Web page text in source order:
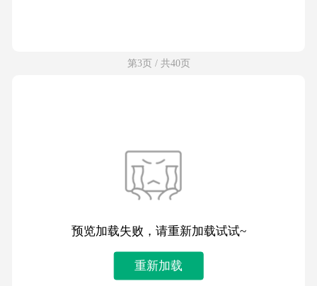
第3页 / 共40页
预览加载失败，请重新加载试试~
重新加载